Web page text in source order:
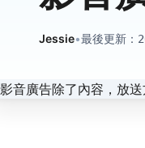
Jessie•最後更新：